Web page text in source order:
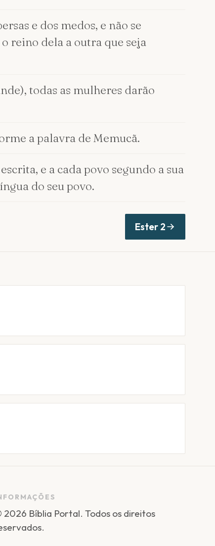
e dos medos, e não se
reino dela a outra que seja
todas as mulheres darão
a palavra de Memucã.
e a cada povo segundo a sua
do seu povo.
Ester 2
2026 Bíblia Portal. Todos os direitos